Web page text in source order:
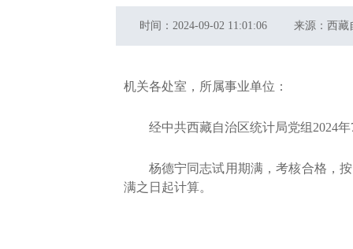
时间： 2024-09-02 11:01:06 来源： 西藏
机关各处室，所属事业单位：
经中共西藏自治区统计局党组 2024
杨德宁同志试用期满，考核合格，
满之日起计算。